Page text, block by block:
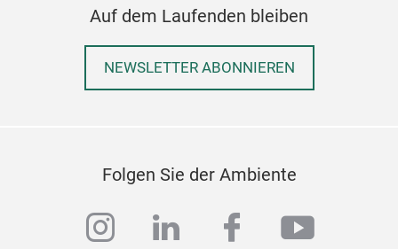
Auf dem Laufenden bleiben
NEWSLETTER ABONNIEREN
Folgen Sie der Ambiente
instagram
linkedinfacebook